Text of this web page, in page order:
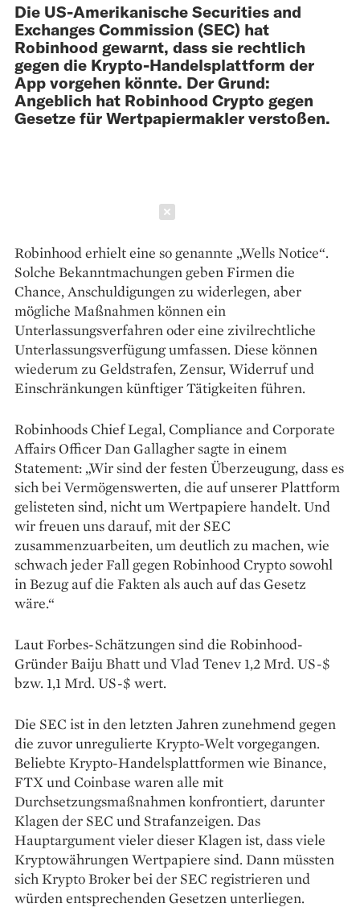
Die US-Amerikanische Securities and
Exchanges Commission (SEC) hat
Robinhood gewarnt, dass sie rechtlich
gegen die Krypto-Handelsplattform der
App vorgehen könnte. Der Grund:
Angeblich hat Robinhood Crypto gegen
Gesetze für Wertpapiermakler verstoßen.
Robinhood erhielt eine so genannte „Wells Notice“.
Solche Bekanntmachungen geben Firmen die
Chance, Anschuldigungen zu widerlegen, aber
mögliche Maßnahmen können ein
Unterlassungsverfahren oder eine zivilrechtliche
Unterlassungsverfügung umfassen. Diese können
wiederum zu Geldstrafen, Zensur, Widerruf und
Einschränkungen künftiger Tätigkeiten führen.
Robinhoods Chief Legal, Compliance and Corporate
Affairs Officer Dan Gallagher sagte in einem
Statement: „Wir sind der festen Überzeugung, dass es
sich bei Vermögenswerten, die auf unserer Plattform
gelisteten sind, nicht um Wertpapiere handelt. Und
wir freuen uns darauf, mit der SEC
zusammenzuarbeiten, um deutlich zu machen, wie
schwach jeder Fall gegen Robinhood Crypto sowohl
in Bezug auf die Fakten als auch auf das Gesetz
wäre.“
Laut Forbes-Schätzungen sind die Robinhood-
Gründer Baiju Bhatt und Vlad Tenev 1,2 Mrd. US-$
bzw. 1,1 Mrd. US-$ wert.
Die SEC ist in den letzten Jahren zunehmend gegen
die zuvor unregulierte Krypto-Welt vorgegangen.
Beliebte Krypto-Handelsplattformen wie Binance,
FTX und Coinbase waren alle mit
Durchsetzungsmaßnahmen konfrontiert, darunter
Klagen der SEC und Strafanzeigen. Das
Hauptargument vieler dieser Klagen ist, dass viele
Kryptowährungen Wertpapiere sind. Dann müssten
sich Krypto Broker bei der SEC registrieren und
würden entsprechenden Gesetzen unterliegen.